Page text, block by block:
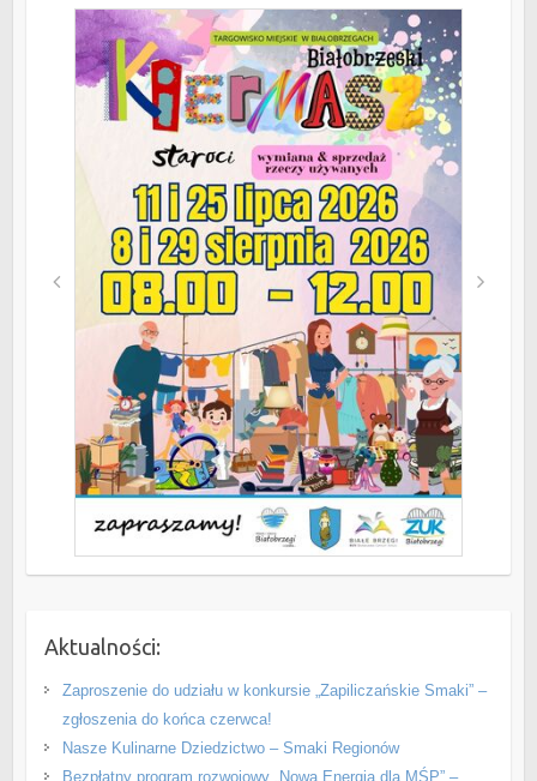
Aktualności:
Zaproszenie do udziału w konkursie „Zapiliczańskie Smaki” –
zgłoszenia do końca czerwca!
Nasze Kulinarne Dziedzictwo – Smaki Regionów
Bezpłatny program rozwojowy „Nowa Energia dla MŚP” –